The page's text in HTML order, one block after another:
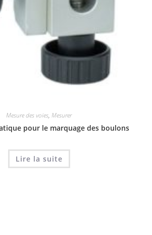
Mesure des voies, Mesurer
pour le marquage des boulons
Lire la suite